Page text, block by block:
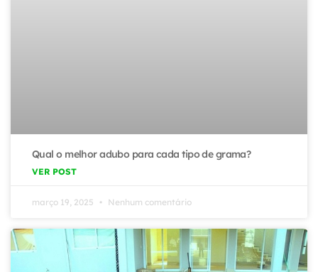
Qual o melhor adubo para cada tipo de grama?
VER POST
março 19, 2025 Nenhum comentário